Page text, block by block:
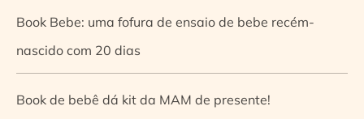
Book Bebe: uma fofura de ensaio de bebe recém-
nascido com 20 dias
Book de bebê dá kit da MAM de presente!